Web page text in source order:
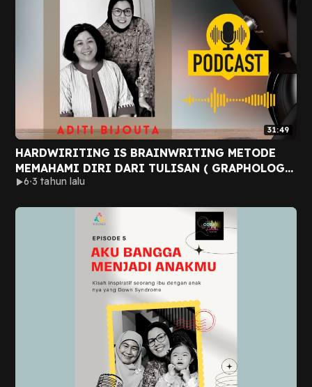
31:49
HARDWIRITING IS BRAINWRITING METODE
MEMAHAMI DIRI DARI TULISAN ( GRAPHOLOGY
) 6 3 tahun lalu